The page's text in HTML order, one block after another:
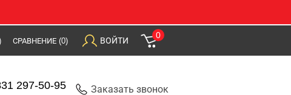
СРАВНЕНИЕ (0) ВОЙТИ
0
297-50-95
Заказать звонок